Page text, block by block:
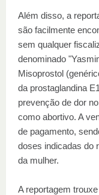
Além disso, a
são facilmente
sem qualquer
denominado
Misoprostol
da prostaglandina
prevenção de dor
como abortivo. A
de pagamento,
doses indicadas do
da mulher.
A reportagem